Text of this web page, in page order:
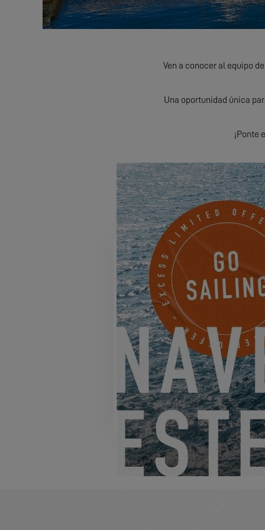
Ven a conocer al equipo
Una oportunidad única
¡Ponte